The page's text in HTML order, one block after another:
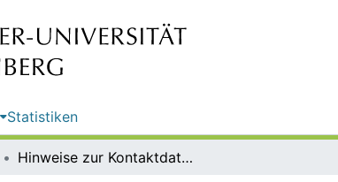
Statistiken
Hinweise zur Kontaktdatenerfassung bei der Corona-Bekämpfung / Herausgeber: Landesbeauftragter für den Datenschutz Sachsen-Anhalt